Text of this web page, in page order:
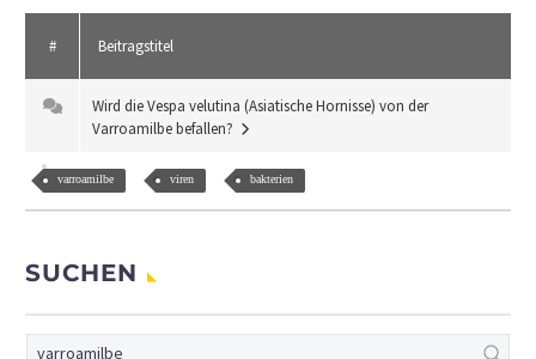
# Beitragstitel
Wird die Vespa velutina (Asiatische Hornisse) von der
Varroamilbe befallen?
varroamilbe viren bakterien
SUCHEN